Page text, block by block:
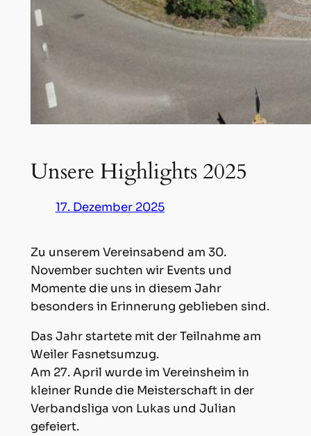
Unsere Highlights 2025
17. Dezember 2025
Zu unserem Vereinsabend am 30.
November suchten wir Events und
Momente die uns in diesem Jahr
besonders in Erinnerung geblieben sind.
Das Jahr startete mit der Teilnahme am
Weiler Fasnetsumzug.
Am 27. April wurde im Vereinsheim in
kleiner Runde die Meisterschaft in der
Verbandsliga von Lukas und Julian
gefeiert.